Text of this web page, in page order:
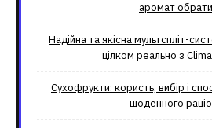
аромат обрати
Надійна та якісна мультспліт-
цілком реально з
Сухофрукти: користь, вибір і
щоденного